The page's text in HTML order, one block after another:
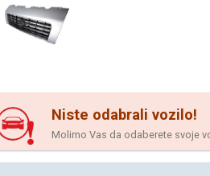
Niste odabrali vozilo!
Molimo Vas da odaberete svoje